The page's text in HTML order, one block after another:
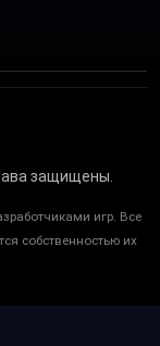
защищены.
игр. Все
собственностью их